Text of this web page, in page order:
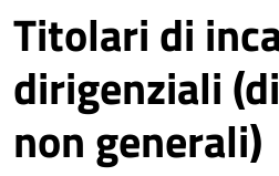
Titolari di
dirigenziali
non generali)